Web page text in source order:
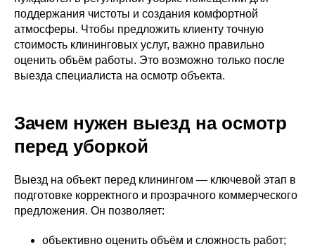
поддержания чистоты и создания комфортной
атмосферы. Чтобы предложить клиенту точную
стоимость клининговых услуг, важно правильно
оценить объём работы. Это возможно только после
выезда специалиста на осмотр объекта.
Зачем нужен выезд на осмотр
перед уборкой
Выезд на объект перед клинингом — ключевой этап в
подготовке корректного и прозрачного коммерческого
предложения. Он позволяет:
объективно оценить объём и сложность работ;